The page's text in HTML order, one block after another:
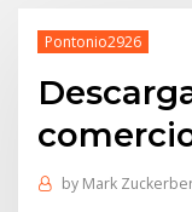
Pontonio2926
by Mark